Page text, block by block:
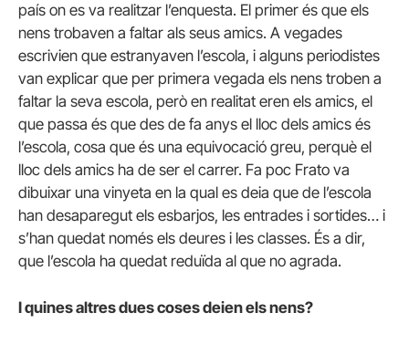
país on es va realitzar l’enquesta. El primer és que els
nens trobaven a faltar als seus amics. A vegades
escrivien que estranyaven l’escola, i alguns periodistes
van explicar que per primera vegada els nens troben a
faltar la seva escola, però en realitat eren els amics, el
que passa és que des de fa anys el lloc dels amics és
l’escola, cosa que és una equivocació greu, perquè el
lloc dels amics ha de ser el carrer. Fa poc Frato va
dibuixar una vinyeta en la qual es deia que de l’escola
han desaparegut els esbarjos, les entrades i sortides… i
s’han quedat només els deures i les classes. És a dir,
que l’escola ha quedat reduïda al que no agrada.
I quines altres dues coses deien els nens?